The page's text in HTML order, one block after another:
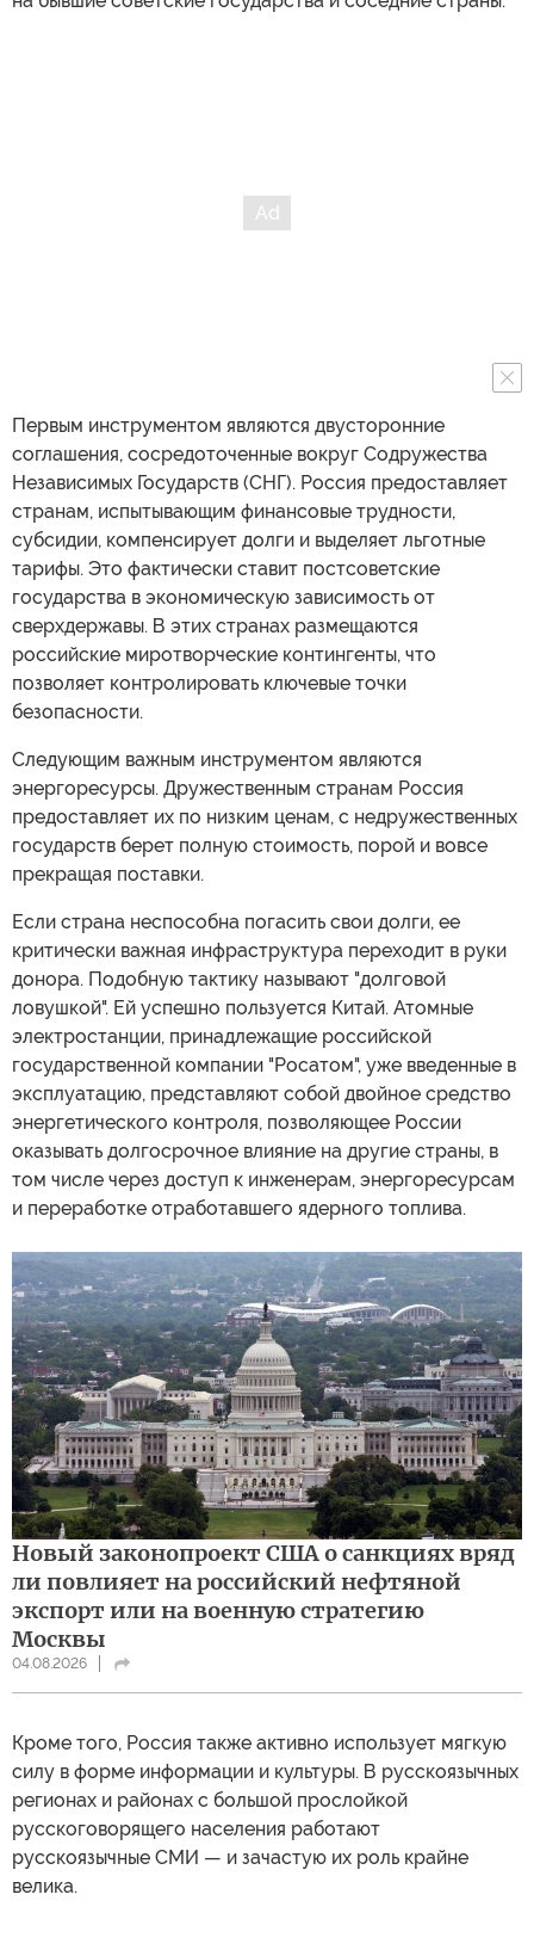
Первым инструментом являются двусторонние
соглашения, сосредоточенные вокруг Содружества
Независимых Государств (СНГ). Россия предоставляет
странам, испытывающим финансовые трудности,
субсидии, компенсирует долги и выделяет льготные
тарифы. Это фактически ставит постсоветские
государства в экономическую зависимость от
сверхдержавы. В этих странах размещаются
российские миротворческие контингенты, что
позволяет контролировать ключевые точки
безопасности.
Следующим важным инструментом являются
энергоресурсы. Дружественным странам Россия
предоставляет их по низким ценам, с недружественных
государств берет полную стоимость, порой и вовсе
прекращая поставки.
Если страна неспособна погасить свои долги, ее
критически важная инфраструктура переходит в руки
донора. Подобную тактику называют "долговой
ловушкой". Ей успешно пользуется Китай. Атомные
электростанции, принадлежащие российской
государственной компании "Росатом", уже введенные в
эксплуатацию, представляют собой двойное средство
энергетического контроля, позволяющее России
оказывать долгосрочное влияние на другие страны, в
том числе через доступ к инженерам, энергоресурсам
и переработке отработавшего ядерного топлива.
Новый законопроект США о санкциях вряд
ли повлияет на российский нефтяной
экспорт или на военную стратегию
Москвы
04.08.2026
Кроме того, Россия также активно использует мягкую
силу в форме информации и культуры. В русскоязычных
регионах и районах с большой прослойкой
русскоговорящего населения работают
русскоязычные СМИ — и зачастую их роль крайне
велика.